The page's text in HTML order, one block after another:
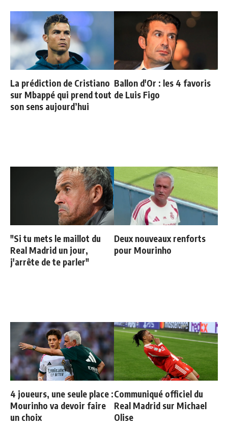
La prédiction de Cristiano
sur Mbappé qui prend tout
son sens aujourd’hui
Ballon d'Or : les 4 favoris
de Luis Figo
"Si tu mets le maillot du
Real Madrid un jour,
j'arrête de te parler"
Deux nouveaux renforts
pour Mourinho
4 joueurs, une seule place :
Mourinho va devoir faire
un choix
Communiqué officiel du
Real Madrid sur Michael
Olise